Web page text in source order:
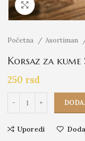
Click to enlarge
Početna Asortiman
Korsaz za kume
250 rsd
Uporedi